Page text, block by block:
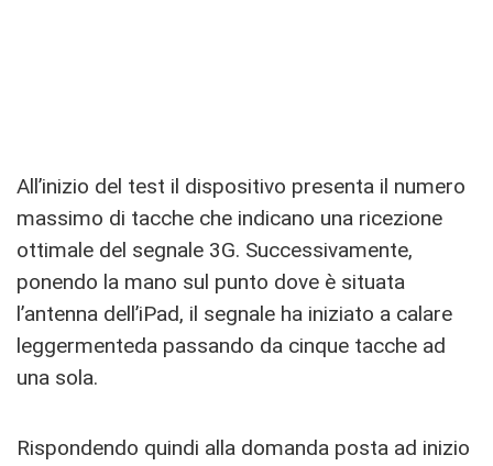
All’inizio del test il dispositivo presenta il numero
massimo di tacche che indicano una ricezione
ottimale del segnale 3G. Successivamente,
ponendo la mano sul punto dove è situata
l’antenna dell’iPad, il segnale ha iniziato a calare
leggermenteda passando da cinque tacche ad
una sola.
Rispondendo quindi alla domanda posta ad inizio